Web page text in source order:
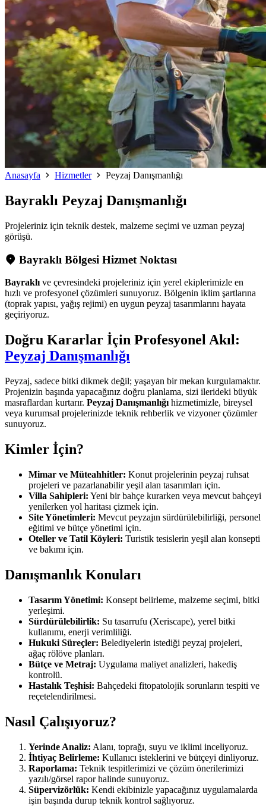
Anasayfa Hizmetler Peyzaj Danışmanlığı
Bayraklı Peyzaj Danışmanlığı
Projeleriniz için teknik destek, malzeme seçimi ve uzman peyzaj
görüşü.
Bayraklı Bölgesi Hizmet Noktası
Bayraklı ve çevresindeki projeleriniz için yerel ekiplerimizle en
hızlı ve profesyonel çözümleri sunuyoruz. Bölgenin iklim şartlarına
(toprak yapısı, yağış rejimi) en uygun peyzaj tasarımlarını hayata
geçiriyoruz.
Doğru Kararlar İçin Profesyonel Akıl:
Peyzaj Danışmanlığı
Peyzaj, sadece bitki dikmek değil; yaşayan bir mekan kurgulamaktır.
Projenizin başında yapacağınız doğru planlama, sizi ilerideki büyük
masraflardan kurtarır. Peyzaj Danışmanlığı hizmetimizle, bireysel
veya kurumsal projelerinizde teknik rehberlik ve vizyoner çözümler
sunuyoruz.
Kimler İçin?
Mimar ve Müteahhitler: Konut projelerinin peyzaj ruhsat
projeleri ve pazarlanabilir yeşil alan tasarımları için.
Villa Sahipleri: Yeni bir bahçe kurarken veya mevcut bahçeyi
yenilerken yol haritası çizmek için.
Site Yönetimleri: Mevcut peyzajın sürdürülebilirliği, personel
eğitimi ve bütçe yönetimi için.
Oteller ve Tatil Köyleri: Turistik tesislerin yeşil alan konsepti
ve bakımı için.
Danışmanlık Konuları
Tasarım Yönetimi: Konsept belirleme, malzeme seçimi, bitki
yerleşimi.
Sürdürülebilirlik: Su tasarrufu (Xeriscape), yerel bitki
kullanımı, enerji verimliliği.
Hukuki Süreçler: Belediyelerin istediği peyzaj projeleri,
ağaç rölöve planları.
Bütçe ve Metraj: Uygulama maliyet analizleri, hakediş
kontrolü.
Hastalık Teşhisi: Bahçedeki fitopatolojik sorunların tespiti ve
reçetelendirilmesi.
Nasıl Çalışıyoruz?
Yerinde Analiz: Alanı, toprağı, suyu ve iklimi inceliyoruz.
İhtiyaç Belirleme: Kullanıcı isteklerini ve bütçeyi dinliyoruz.
Raporlama: Teknik tespitlerimizi ve çözüm önerilerimizi
yazılı/görsel rapor halinde sunuyoruz.
Süpervizörlük: Kendi ekibinizle yapacağınız uygulamalarda
işin başında durup teknik kontrol sağlıyoruz.